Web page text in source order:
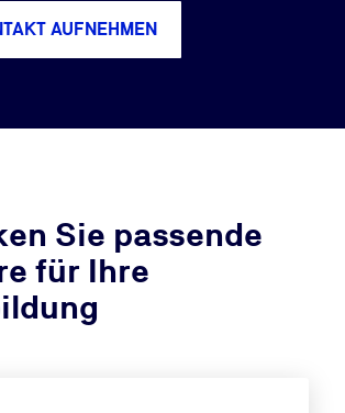
AUFNEHMEN
Sie passende
für Ihre